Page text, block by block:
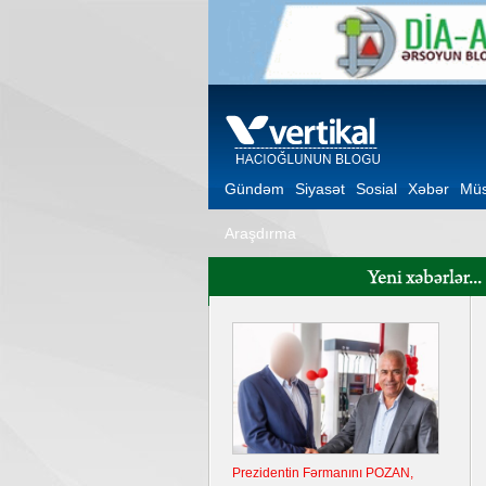
Gündəm Siyasət Sosial Xəbər
Araşdırma
Prezidentin Fərmanını POZAN,